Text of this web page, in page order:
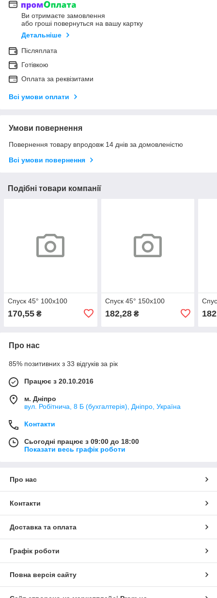
Ви отримаєте замовлення
або гроші повернуться на вашу картку
Детальніше
Післяплата
Готівкою
Оплата за реквізитами
Всі умови оплати
Умови повернення
Повернення товару впродовж 14 днів за домовленістю
Всі умови повернення
Подібні товари компанії
Спуск 45° 100х100
170,55 ₴
Спуск 45° 150х100
182,28₴
Про нас
85% позитивних з 33 відгуків за рік
Працює з 20.10.2016
м. Дніпро
вул. Робітнича, 8 Б (бухгалтерія), Дніпро, Україна
Контакти
Сьогодні працює з 09:00 до 18:00
Показати весь графік роботи
Про нас
Контакти
Доставка та оплата
Графік роботи
Повна версія сайту